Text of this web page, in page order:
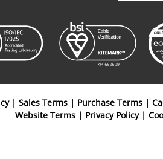
| Sales Terms| Purchase Terms|
Website Terms| Privacy Policy|